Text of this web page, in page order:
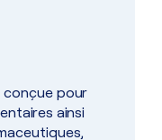
conçue pour
ainsi